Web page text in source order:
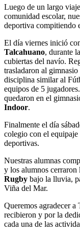
Luego de un largo
comunidad escolar,
deportiva compitiendo
El día viernes inició
Talcahuano, durante
cubiertas del navío.
trasladaron al
disciplina similar al
equipos de 5
quedaron en el
Indoor.
Finalmente el día
colegio con el
deportivas.
Nuestras alumnas
y los alumnos cerraron
Rugby bajo la lluvia,
Viña del Mar.
Queremos agradecer
recibieron y por la
cada una de las